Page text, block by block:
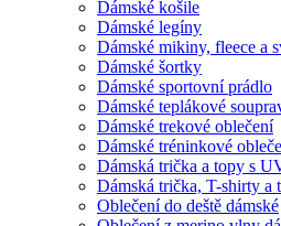
Dámské košile
Dámské legíny
Dámské mikiny, fleece a
Dámské šortky
Dámské sportovní prádlo
Dámské teplákové
Dámské trekové oblečení
Dámské tréninkové
Dámská trička a topy s
Dámská trička, T-shirty a
Oblečení do deště dámské